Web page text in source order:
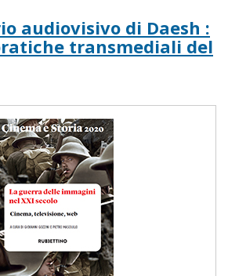
audiovisivo di Daesh :
transmediali del